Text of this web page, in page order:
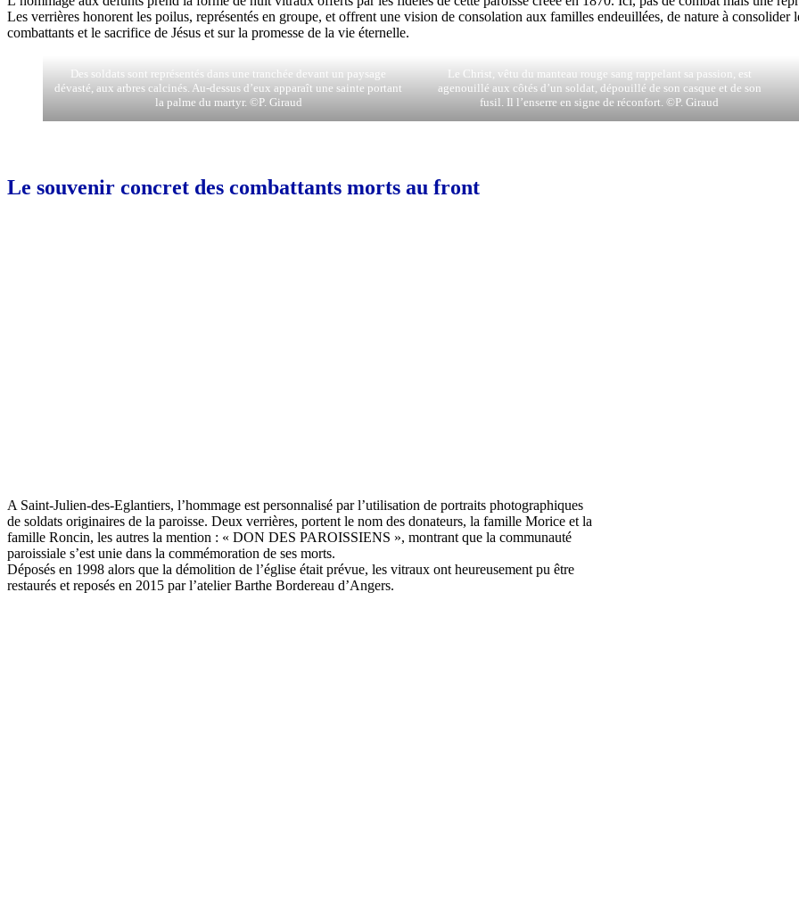
Les verrières honorent les poilus, représentés en groupe, et offrent une vision de consolation aux familles endeuillées, de nature à
combattants et le sacrifice de Jésus et sur la promesse de la vie éternelle.
Des soldats sont représentés dans une tranchée devant un paysage
dévasté, aux arbres calcinés. Au-dessus d’eux apparaît une sainte portant
la palme du martyr. ©P. Giraud
Le Christ, vêtu du manteau rouge sang rappelant sa passion, est
agenouillé aux côtés d’un soldat, dépouillé de son casque et de son
fusil. Il l’enserre en signe de réconfort. ©P. Giraud
Le souvenir concret des combattants morts au front
A Saint-Julien-des-Eglantiers, l’hommage est personnalisé par l’utilisation de portraits photographiques
de soldats originaires de la paroisse. Deux verrières, portent le nom des donateurs, la famille Morice et la
famille Roncin, les autres la mention : « DON DES PAROISSIENS », montrant que la communauté
paroissiale s’est unie dans la commémoration de ses morts.
Déposés en 1998 alors que la démolition de l’église était prévue, les vitraux ont heureusement pu être
restaurés et reposés en 2015 par l’atelier Barthe Bordereau d’Angers.